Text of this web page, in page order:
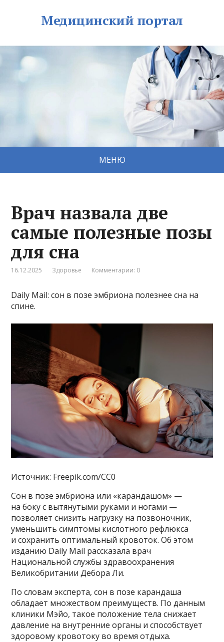
Медицинский портал
МЕНЮ
Врач назвала две
самые полезные позы
для сна
16.12.2025 Здоровье Комментарии: 0
Daily Mail: сон в позе эмбриона полезнее сна на
спине.
Источник: Freepik.com/CC0
Сон в позе эмбриона или «карандашом» —
на боку с вытянутыми руками и ногами —
позволяет снизить нагрузку на позвоночник,
уменьшить симптомы кислотного рефлюкса
и сохранить оптимальный кровоток. Об этом
изданию Daily Mail рассказала врач
Национальной службы здравоохранения
Великобритании Дебора Ли.
По словам эксперта, сон в позе карандаша
обладает множеством преимуществ. По данным
клиники Мэйо, такое положение тела снижает
давление на внутренние органы и способствует
здоровому кровотоку во время отдыха.